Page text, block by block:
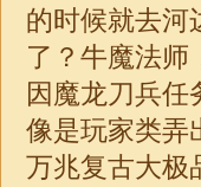
的时候就去河
了？牛魔法师
因魔龙刀兵任
像是玩家类弄
万兆复古大极